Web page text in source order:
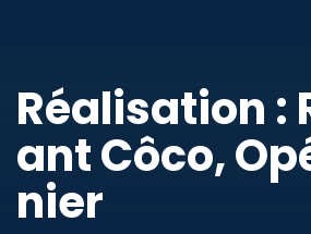
Réalisation :
ant Côco,
nier